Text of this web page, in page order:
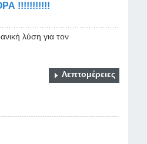
!!!!!!!!!!!
λύση για τον
Λεπτομέρειες